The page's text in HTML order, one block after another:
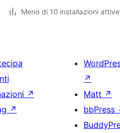
Meno di 10 installazioni attive
↗
↗
↗
Matt ↗
bbPress